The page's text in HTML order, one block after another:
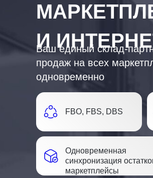
И
Ваш единый склад-
продаж на всех
одновременно
FBO, FBS, DBS
Одновременная
синхронизация
маркетплейсы